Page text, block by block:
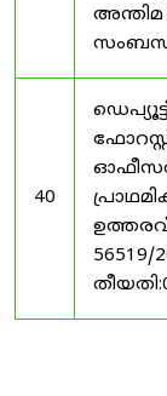
അന്തിമ
40
ഉത്തരവ്
56519/